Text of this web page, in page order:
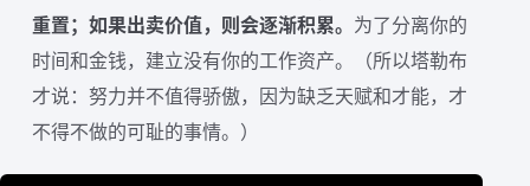
重置；如果出卖价值，则会逐渐积累。 为了分离你的
时间和金钱，建立没有你的工作资产。（所以塔勒布
才说：努力并不值得骄傲，因为缺乏天赋和才能，才
不得不做的可耻的事情。）